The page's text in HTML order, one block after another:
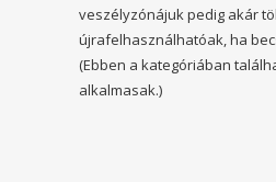
veszélyzónájuk pedig akár
újrafelhasználhatóak, ha
(Ebben a kategóriában
alkalmasak.)